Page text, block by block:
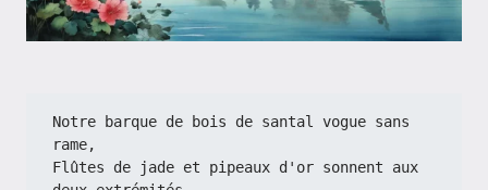
Notre barque de bois de santal vogue sans
rame,
Flûtes de jade et pipeaux d'or sonnent aux